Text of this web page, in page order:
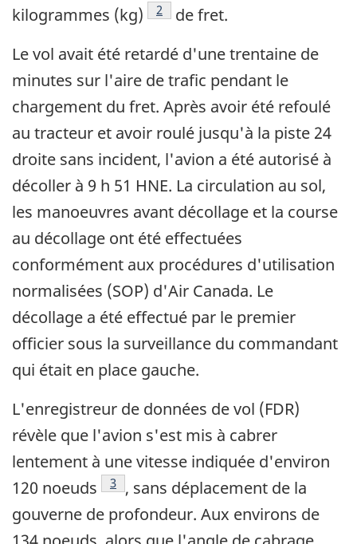
kilogrammes (kg)
Note de bas de page
2
de fret.
Le vol avait été retardé d'une trentaine de
minutes sur l'aire de trafic pendant le
chargement du fret. Après avoir été refoulé
au tracteur et avoir roulé jusqu'à la piste 24
droite sans incident, l'avion a été autorisé à
décoller à 9 h 51 HNE. La circulation au sol,
les manoeuvres avant décollage et la course
au décollage ont été effectuées
conformément aux procédures d'utilisation
normalisées (SOP) d'Air Canada. Le
décollage a été effectué par le premier
officier sous la surveillance du commandant
qui était en place gauche.
L'enregistreur de données de vol (FDR)
révèle que l'avion s'est mis à cabrer
lentement à une vitesse indiquée d'environ
120 noeuds
Note de bas de page
3 , sans déplacement de la
gouverne de profondeur. Aux environs de